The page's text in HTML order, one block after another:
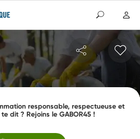
responsable, respectueuse et
dit ? Rejoins le GABOR45 !